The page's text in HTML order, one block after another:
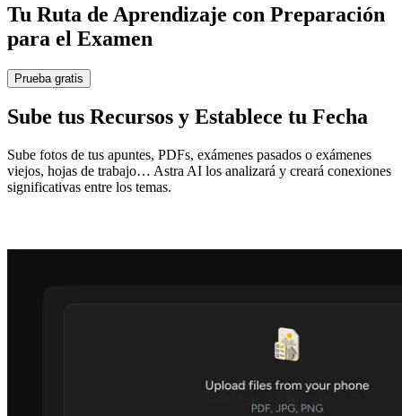
Tu Ruta de Aprendizaje con Preparación
para el Examen
Prueba gratis
Sube tus Recursos y Establece tu Fecha
Sube fotos de tus apuntes, PDFs, exámenes pasados o exámenes
viejos, hojas de trabajo… Astra AI los analizará y creará conexiones
significativas entre los temas.